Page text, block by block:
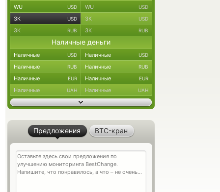
WU USD WU USD
ЗК USD ЗК USD
ЗК RUB ЗК RUB
Наличные деньги
Наличные USD Наличные USD
Наличные RUB Наличные RUB
Наличные EUR Наличные EUR
Наличные UAH Наличные UAH
Предложения BTC-кран